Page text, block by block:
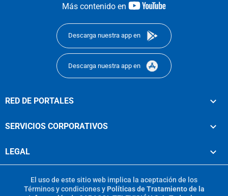
Más contenido en
youtube-
Descarga nuestra app en
Descarga nuestra app en
RED DE PORTALES
SERVICIOS CORPORATIVOS
LEGAL
El uso de este sitio web implica la aceptación de los
Términos y condicionesy Políticas de Tratamiento de la